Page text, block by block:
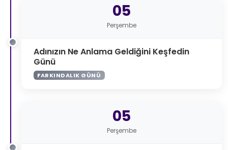
05
Perşembe
Adınızın Ne Anlama Geldiğini Keşfedin
Günü
FARKINDALIK GÜNÜ
05
Perşembe